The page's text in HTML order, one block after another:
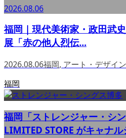
2026.08.06
福岡｜現代美術家・政田武
展「赤の他人烈伝...
2026.08.06福岡, アート・デザイン
福岡
福岡「ストレンジャー・シ
LIMITED STORE がキャナ